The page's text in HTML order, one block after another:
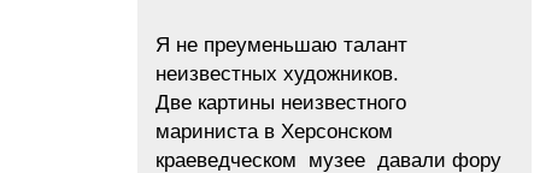
Я не преуменьшаю талант
неизвестных художников.
Две картины неизвестного
мариниста в Херсонском
краеведческом музее давали фору